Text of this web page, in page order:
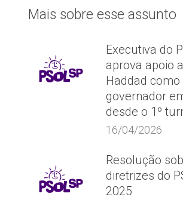
Mais sobre esse assunto
Executiva do
aprova apoio
Haddad
governador
desde o 1º
16/04/2026
Resolução
diretrizes do
2025